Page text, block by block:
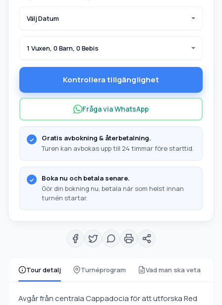
Tour detalj Turnéprogram Vad man ska veta
Avgår från centrala Cappadocia för att utforska Red
Välj Datum
1 Vuxen, 0 Barn, 0 Bebis
Kontrollera tillgänglighet
Fråga via WhatsApp
Gratis avbokning & återbetalning.
Turen kan avbokas upp till 24 timmar före starttid.
Boka nu och betala senare.
Gör din bokning nu, betala när som helst innan
turnén startar.